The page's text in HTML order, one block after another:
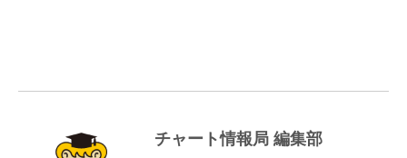
チャート情報局 編集部